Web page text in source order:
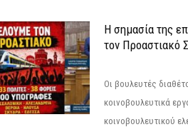
Η σημασία της
τον Προαστιακό
Οι βουλευτές
κοινοβουλευτικά
κοινοβουλευτικού